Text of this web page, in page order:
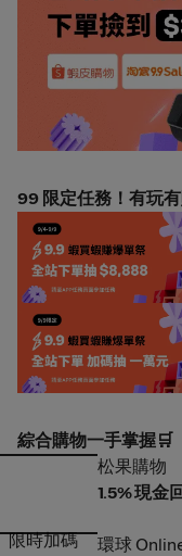
99 限定任務！有玩
下單抽 8888
下單抽一萬元
綜合購物一手掌握🛒
松果購物
1.5% 現金
環球 Online (Global
限時加碼
環球